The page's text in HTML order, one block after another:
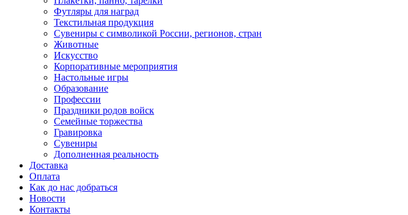
Футляры для наград
Текстильная продукция
Сувениры с символикой России, регионов, стран
Животные
Искусство
Корпоративные мероприятия
Настольные игры
Образование
Профессии
Праздники родов войск
Семейные торжества
Гравировка
Сувениры
Дополненная реальность
Доставка
Оплата
Как до нас добраться
Новости
Контакты